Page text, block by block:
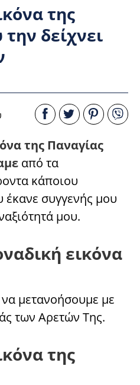
της
δείχνει
της Παναγίας
από τα
κάποιου
συγγενής μου
μου.
εικόνα
μετανοήσουμε με
των Αρετών Της.
της